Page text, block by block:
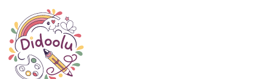
Paska
TOP Sokajy
Ho an’ny Zazalahy
Ho an’ny Zazavavy
Paska
TOP Sokajy
Ho an’ny Zazalahy
Ho an’ny Zazavavy